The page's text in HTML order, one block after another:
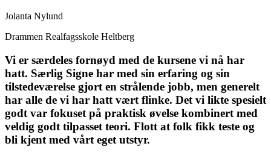
Jolanta Nylund
Drammen Realfagsskole Heltberg
Vi er særdeles fornøyd med de kursene vi nå har
hatt. Særlig Signe har med sin erfaring og sin
tilstedeværelse gjort en strålende jobb, men generelt
har alle de vi har hatt vært flinke. Det vi likte spesielt
godt var fokuset på praktisk øvelse kombinert med
veldig godt tilpasset teori. Flott at folk fikk teste og
bli kjent med vårt eget utstyr.